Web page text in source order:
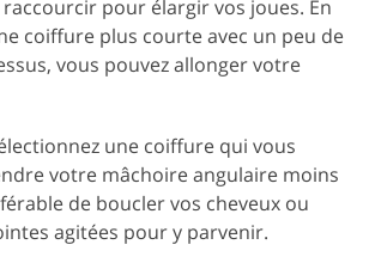
pour élargir vos joues. En
coiffure plus courte avec un peu de
vous pouvez allonger votre
une coiffure qui vous
votre mâchoire angulaire moins
de boucler vos cheveux ou
agitées pour y parvenir.